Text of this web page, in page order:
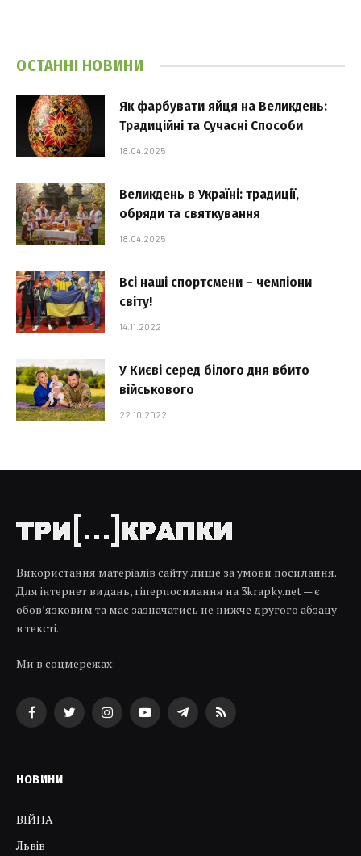
ОСТАННІ НОВИНИ
Як фарбувати яйця на Великдень:
Традиційні та Сучасні Способи
18.04.2025
Великдень в Україні: традиції,
обряди та святкування
18.04.2025
Всі наші спортсмени – чемпіони
світу!
14.11.2022
У Києві серед білого дня вбито
військового
22.10.2022
Використання матеріалів сайту лише за умови посилання.
Для інтернет видань, гіперпосилання на 3krapky.net — є
обов’язковим та має зазначатись не нижче другого абзацу
в тексті.
Ми в соцмережах:
FacebookTwitterInstagramYouTubeTelegramRSS
НОВИНИ
ВІЙНА
Львів